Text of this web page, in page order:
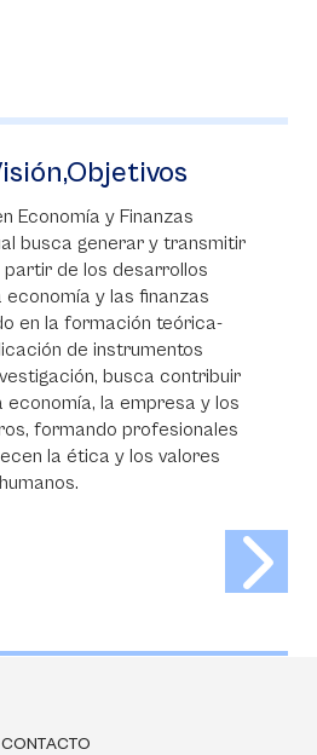
Ventajas de ser IB.
La Universidad de La Sabana firmó
Homologación de Asignaturas
Preferencial con los colegios
programa de Bachillerato
Cambridge International
Advanced Placement
CONTACTO